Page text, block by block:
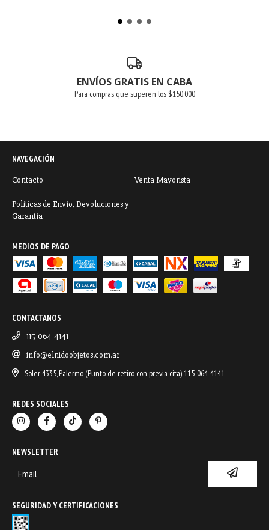
ENVÍOS GRATIS EN CABA
Para compras que superen los $150.000
NAVEGACIÓN
Contacto Venta Mayorista
Políticas de Envío, Devoluciones y
Garantía
MEDIOS DE PAGO
CONTACTANOS
115-064-4141
info@elnidoobjetos.com.ar
Soler 4335, Palermo (Punto de retiro con previa cita) 115-064-4141
REDES SOCIALES
NEWSLETTER
SEGURIDAD Y CERTIFICACIONES